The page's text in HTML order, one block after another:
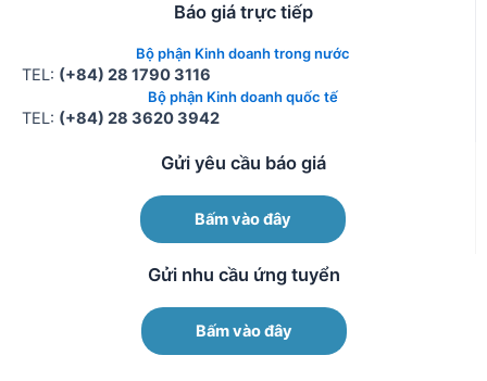
Báo giá trực tiếp
Bộ phận Kinh doanh trong nước
TEL: (+84) 28 1790 3116
Bộ phận Kinh doanh quốc tế
TEL: (+84) 28 3620 3942
Gửi yêu cầu báo giá
Bấm vào đây
Gửi nhu cầu ứng tuyển
Bấm vào đây